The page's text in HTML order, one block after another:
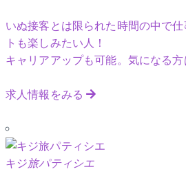
いぬ接客とは限られた時間の中で
トも楽しみたい人！
キャリアアップも可能。気になる
求人情報をみる
キジ旅パティシエ